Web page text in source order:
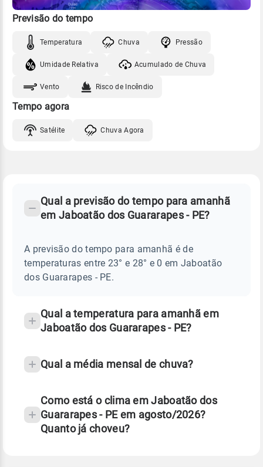
Previsão do tempo
Temperatura Chuva Pressão
Umidade Relativa Acumulado de Chuva
Vento Risco de Incêndio
Tempo agora
Satélite Chuva Agora
JABOATÃO
GUARARAPES
Perguntas
sobre
chuva
Qual a previsão do tempo para amanhã
em Jaboatão dos Guararapes - PE?
A previsão do tempo para amanhã é de
temperaturas entre 23° e 28° e 0 em Jaboatão
dos Guararapes - PE.
Qual a temperatura para amanhã em
Jaboatão dos Guararapes - PE?
Qual a média mensal de chuva?
Como está o clima em Jaboatão dos
Guararapes - PE em agosto/2026?
Quanto já choveu?